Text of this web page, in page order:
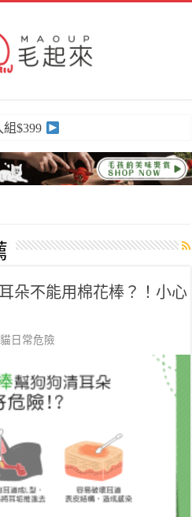
組$399
朵不能用棉花棒？！小心
日常危險